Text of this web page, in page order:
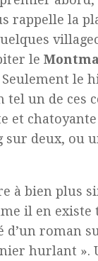
rappelle la
le
le
tel un de ces
et
sur deux, ou
à bien plus
il en existe
roman
hurlant ».